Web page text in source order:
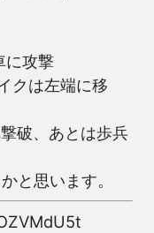
に攻撃
クは左端に移
破、あとは歩兵
と思います。